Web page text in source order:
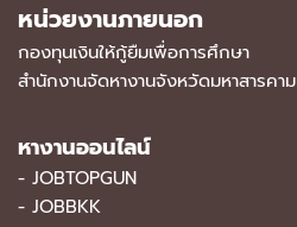
หน่วยงานภายนอก
กองทุนเงินให้กู้ยืมเพื่อการศึกษา
สำนักงานจัดหางานจังหวัดมหาสารคาม
หางานออนไลน์
- JOBTOPGUN
- JOBBKK